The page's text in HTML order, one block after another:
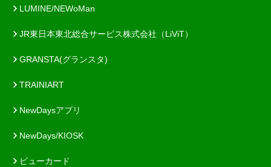
LUMINE/NEWoMan
JR東日本東北総合サービス株式会社（LiViT）
GRANSTA(グランスタ)
TRAINIART
NewDaysアプリ
NewDays/KIOSK
ビューカード